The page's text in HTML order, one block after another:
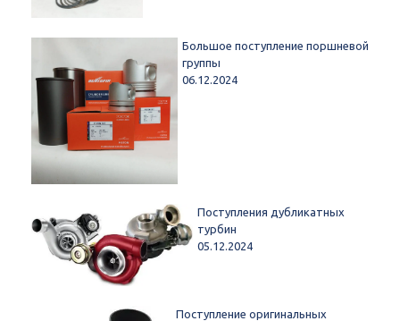
Большое поступление поршневой
группы
06.12.2024
Поступления дубликатных
турбин
05.12.2024
Поступление оригинальных